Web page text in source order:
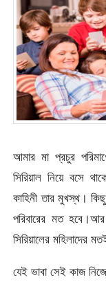
আমার মা প্রচুর
সিরিয়াল নিয়ে বসে
কাহিনী তার মুখস্থ।
পরিবারের মত
সিরিয়ালের মহিলাদের
যেই ভাবা সেই কাজ